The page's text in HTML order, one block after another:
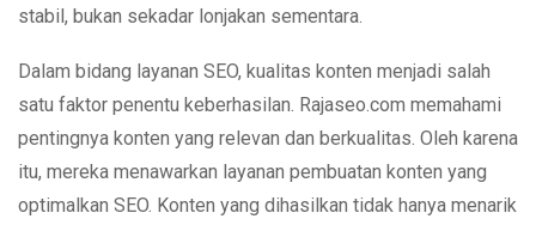
stabil, bukan sekadar lonjakan sementara.
Dalam bidang layanan SEO, kualitas konten menjadi salah
satu faktor penentu keberhasilan. Rajaseo.com memahami
pentingnya konten yang relevan dan berkualitas. Oleh karena
itu, mereka menawarkan layanan pembuatan konten yang
optimalkan SEO. Konten yang dihasilkan tidak hanya menarik